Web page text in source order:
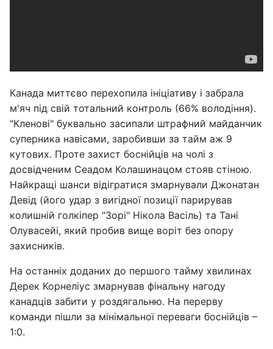
Канада миттєво перехопила ініціативу і забрала
м'яч під свій тотальний контроль (66% володіння).
"Кленові" буквально засипали штрафний майданчик
суперника навісами, заробивши за тайм аж 9
кутових. Проте захист боснійців на чолі з
досвідченим Сеадом Колашинацом стояв стіною.
Найкращі шанси відігратися змарнували Джонатан
Девід (його удар з вигідної позиції парирував
колишній голкіпер "Зорі" Нікола Васіль) та Тані
Олувасейі, який пробив вище воріт без опору
захисників.
На останніх доданих до першого тайму хвилинах
Дерек Корнеліус змарнував фінальну нагоду
канадців забити у роздягальню. На перерву
команди пішли за мінімальної переваги боснійців –
1:0.